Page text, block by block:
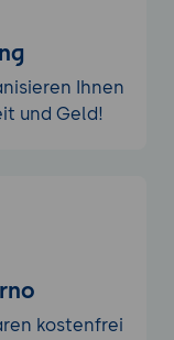
Ihnen
und Geld!
kostenfrei